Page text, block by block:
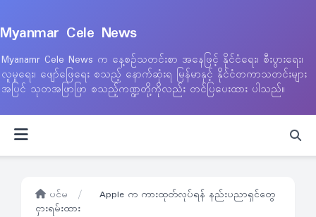
Myanmar Cele News
Myanamr Cele News က နေ့စဉ်သတင်းစာ အနေဖြင့် နိုင်ငံရေး၊ စီးပွားရေး၊
လူမှုရေး၊ ဖျော်ဖြေရေး စသည့် နောက်ဆုံးရ မြန်မာနှင့် နိုင်ငံတကာသတင်းများ
အပြင် သုတအဖြာဖြာ စသည့်ကဏ္ဍတို့ကိုလည်း တင်ပြပေးထား ပါသည်။
ပင်မ /
Apple က ကားထုတ်လုပ်ရန် နည်းပညာရှင်တွေ
ငှားရမ်းထား